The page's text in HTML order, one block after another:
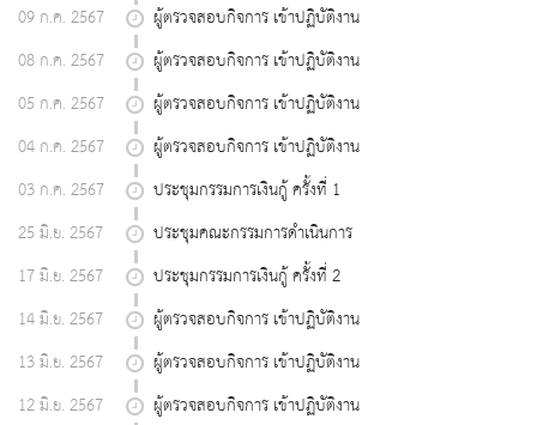
09 ก.ค. 2567
ผู้ตรวจสอบกิจการ เข้าปฏิบัติงาน
08 ก.ค. 2567
ผู้ตรวจสอบกิจการ เข้าปฏิบัติงาน
05 ก.ค. 2567
ผู้ตรวจสอบกิจการ เข้าปฏิบัติงาน
04 ก.ค. 2567
ผู้ตรวจสอบกิจการ เข้าปฏิบัติงาน
03 ก.ค. 2567
ประชุมกรรมการเงินกู้ ครั้งที่ 1
25 มิ.ย. 2567
ประชุมคณะกรรมการดำเนินการ
17 มิ.ย. 2567
ประชุมกรรมการเงินกู้ ครั้งที่ 2
14 มิ.ย. 2567
ผู้ตรวจสอบกิจการ เข้าปฏิบัติงาน
13 มิ.ย. 2567
ผู้ตรวจสอบกิจการ เข้าปฏิบัติงาน
12 มิ.ย. 2567
ผู้ตรวจสอบกิจการ เข้าปฏิบัติงาน